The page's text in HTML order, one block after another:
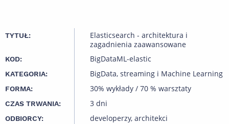
TYTUŁ:
Elasticsearch - architektura i
zagadnienia zaawansowane
KOD: BigDataML-elastic
KATEGORIA: BigData, streaming i Machine Learning
FORMA: 30% wykłady / 70 % warsztaty
CZAS TRWANIA: 3 dni
ODBIORCY: developerzy, architekci